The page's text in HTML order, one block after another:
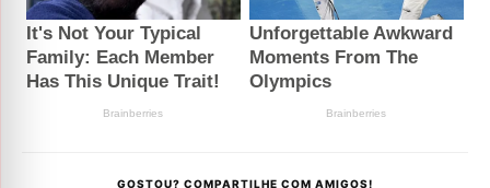
GOSTOU? COMPARTILHE COM AMIGOS!